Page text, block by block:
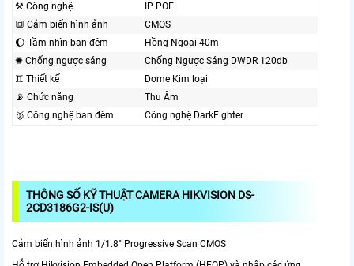
⚒ Công nghệ
IP POE
🔳 Cảm biến hình ảnh
CMOS
🌔 Tầm nhìn ban đêm
Hồng Ngoại 40m
✺ Chống ngược sáng
Chống Ngược Sáng DWDR 120db
♊ Thiết kế
Dome Kim loại
📡 Chức năng
Thu Âm
🥈️ Công nghệ ban đêm
Công nghệ DarkFighter
THÔNG SỐ KỸ THUẬT CAMERA HIKVISION DS-
2CD3186G2-IS(U)
Cảm biến hình ảnh 1/1.8" Progressive Scan CMOS